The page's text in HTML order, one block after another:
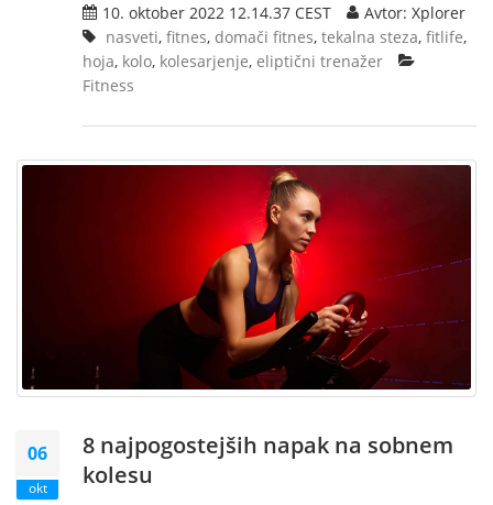
10. oktober 2022 12.14.37 CEST
Avtor: Xplorer
nasveti, fitnes, domači fitnes, tekalna steza, fitlife,
hoja, kolo, kolesarjenje, eliptični trenažer
Fitness
06
okt
8 najpogostejših napak na sobnem
kolesu